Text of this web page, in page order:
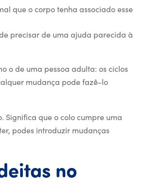
que o corpo tenha associado esse
precisar de uma ajuda parecida à
o de uma pessoa adulta: os ciclos
mudança pode fazê-lo
Significa que o colo cumpre uma
podes introduzir mudanças
no